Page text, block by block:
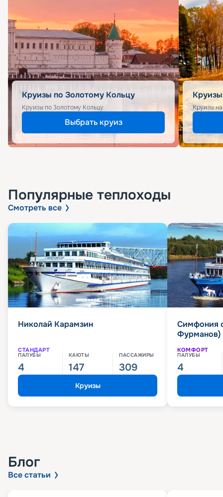
Круизы по Золотому Кольцу
Круизы по Золотому Кольцу
Выбрать круиз
Круизы
Популярные теплоходы
Смотреть все
Николай Карамзин
СТАНДАРТ
ПАЛУБЫ
4
КАЮТЫ
147
ПАССАЖИРЫ
309
Круизы
Симфония
Фурманов)
КОМФОРТ
ПАЛУБЫ
4
Блог
Все статьи